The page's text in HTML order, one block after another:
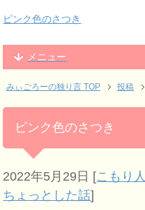
ピンク色のさつき
メニュー
みぃごろーの独り言 TOP 投稿
ピンク色のさつき
2022年5月29日 [こもり人
ちょっとした話]